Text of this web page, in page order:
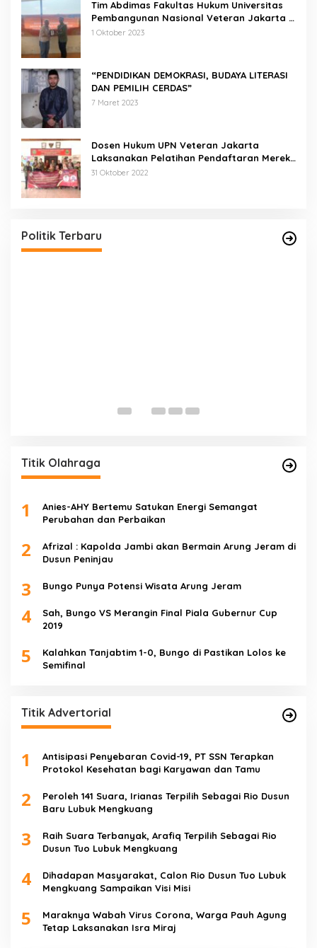
Tim Abdimas Fakultas Hukum Universitas
Pembangunan Nasional Veteran Jakarta
Melakukan Pendampingan dan
1 Oktober 2023
“PENDIDIKAN DEMOKRASI, BUDAYA LITERASI
DAN PEMILIH CERDAS”
7 Maret 2023
Dosen Hukum UPN Veteran Jakarta
Laksanakan Pelatihan Pendaftaran Merek
di Desa Jatisura Kabupaten Indramayu
31 Oktober 2022
Politik Terbaru
Pernah Sadap Karet Untuk Biayai Sekolah, Edi
Di Politik, Titik Kota Jambi
Titik Olahraga
1
Anies-AHY Bertemu Satukan Energi Semangat
Perubahan dan Perbaikan
2
Afrizal : Kapolda Jambi akan Bermain Arung Jeram di
Dusun Peninjau
3 Bungo Punya Potensi Wisata Arung Jeram
4
Sah, Bungo VS Merangin Final Piala Gubernur Cup
2019
5
Kalahkan Tanjabtim 1-0, Bungo di Pastikan Lolos ke
Semifinal
Titik Advertorial
1
Antisipasi Penyebaran Covid-19, PT SSN Terapkan
Protokol Kesehatan bagi Karyawan dan Tamu
2
Peroleh 141 Suara, Irianas Terpilih Sebagai Rio Dusun
Baru Lubuk Mengkuang
3
Raih Suara Terbanyak, Arafiq Terpilih Sebagai Rio
Dusun Tuo Lubuk Mengkuang
4
Dihadapan Masyarakat, Calon Rio Dusun Tuo Lubuk
Mengkuang Sampaikan Visi Misi
5
Maraknya Wabah Virus Corona, Warga Pauh Agung
Tetap Laksanakan Isra Miraj